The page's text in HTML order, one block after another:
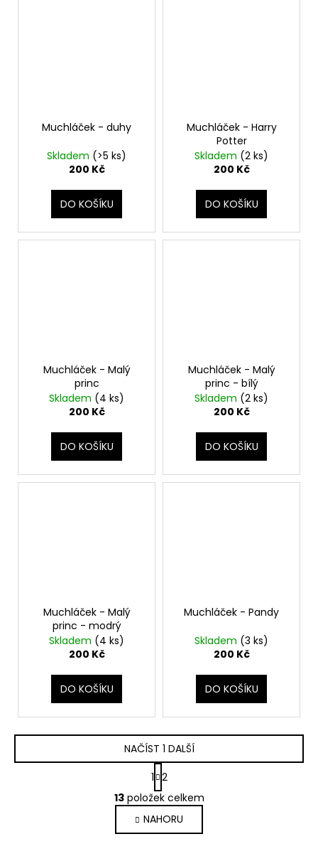
Muchláček - duhy
Skladem (>5 ks)
200 Kč
DO KOŠÍKU
Muchláček - Harry
Potter
Skladem (2 ks)
200 Kč
DO KOŠÍKU
Muchláček - Malý
princ
Skladem (4 ks)
200 Kč
DO KOŠÍKU
Muchláček - Malý
princ - bílý
Skladem (2 ks)
200 Kč
DO KOŠÍKU
Muchláček - Malý
princ - modrý
Skladem (4 ks)
200 Kč
DO KOŠÍKU
Muchláček - Pandy
Skladem (3 ks)
200 Kč
DO KOŠÍKU
O
v
l
á
NAČÍST 1 DALŠÍ
S
t
r
á
n
k
1 2
13položek celkem
NAHORU